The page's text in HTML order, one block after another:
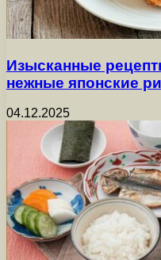
Изысканные
нежные японские
04.12.2025